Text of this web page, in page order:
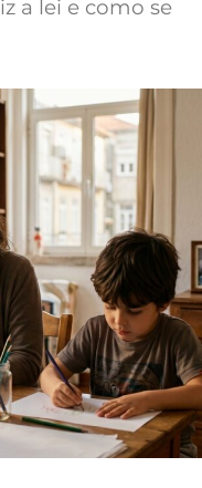
a lei e como se